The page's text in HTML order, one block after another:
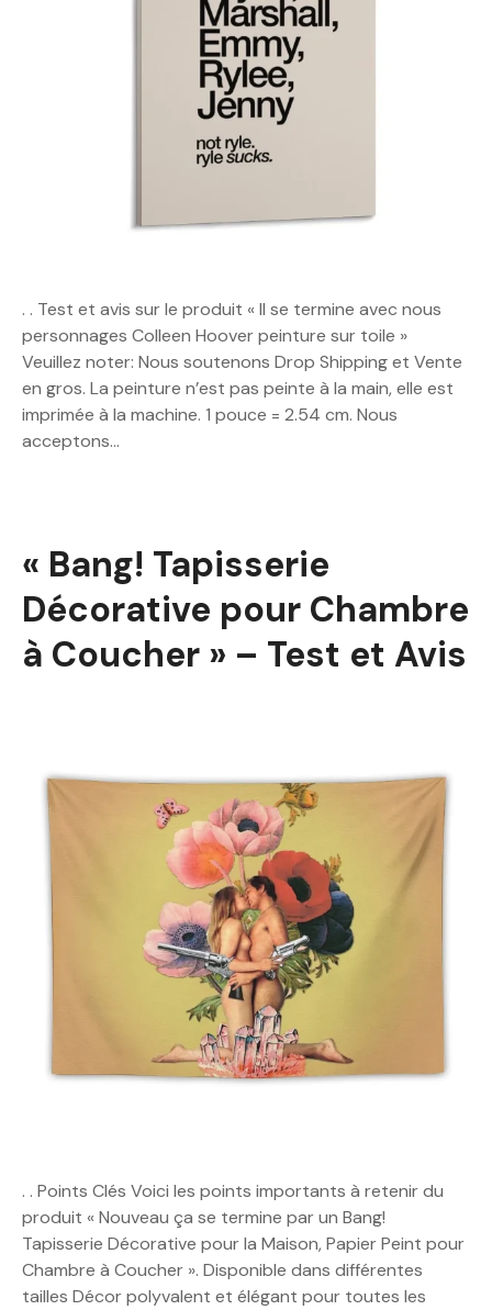
. . Test et avis sur le produit « Il se termine avec nous
personnages Colleen Hoover peinture sur toile »
Veuillez noter: Nous soutenons Drop Shipping et Vente
en gros. La peinture n’est pas peinte à la main, elle est
imprimée à la machine. 1 pouce = 2.54 cm. Nous
acceptons…
« Bang! Tapisserie
Décorative pour Chambre
à Coucher » – Test et Avis
. . Points Clés Voici les points importants à retenir du
produit « Nouveau ça se termine par un Bang!
Tapisserie Décorative pour la Maison, Papier Peint pour
Chambre à Coucher ». Disponible dans différentes
tailles Décor polyvalent et élégant pour toutes les